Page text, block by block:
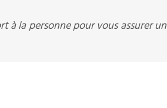
à la personne pour vous assurer un